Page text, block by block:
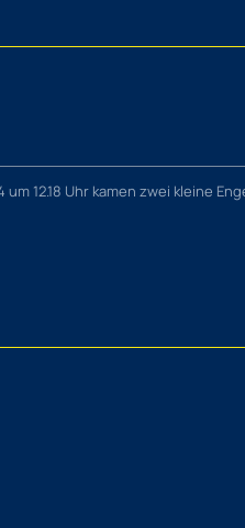
12.18 Uhr kamen zwei kleine